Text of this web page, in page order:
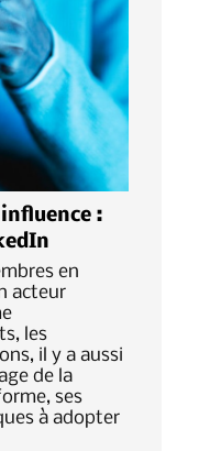
:
en
acteur
les
il y a aussi
de la
ses
à adopter